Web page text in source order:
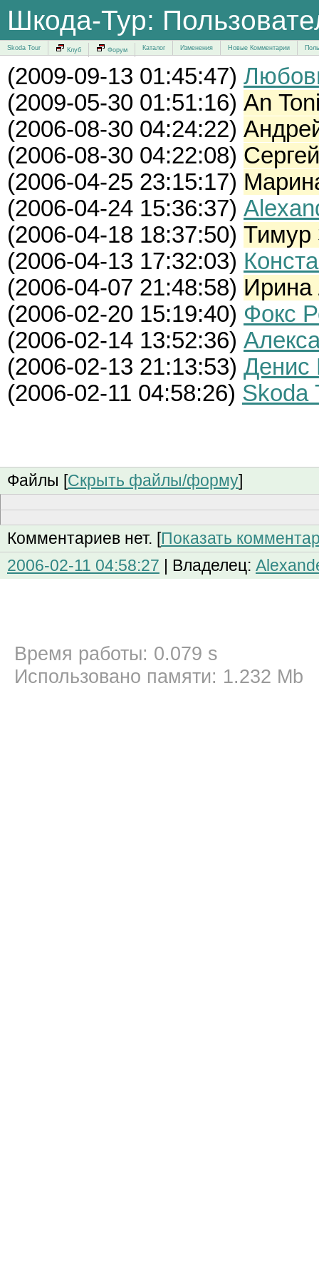
Шкода-Тур:
Skoda Tour Клуб Форум Каталог Изменения Новые Комментарии
(2009-09-13 01:45:47)
(2009-05-30 01:51:16) An
(2006-08-30 04:24:22)
(2006-08-30 04:22:08)
(2006-04-25 23:15:17)
(2006-04-24 15:36:37)
(2006-04-18 18:37:50) Тимур
(2006-04-13 17:32:03)
(2006-04-07 21:48:58) Ирина
(2006-02-20 15:19:40) Фокс
(2006-02-14 13:52:36)
(2006-02-13 21:13:53) Денис
(2006-02-11 04:58:26) Skoda
Файлы [Скрыть файлы/форму]
Комментариев нет. [Показать
2006-02-11 04:58:27 | Владелец:
Время работы: 0.079 s
Использовано памяти: 1.232 Mb